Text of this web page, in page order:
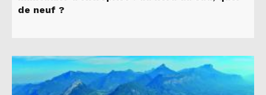
de neuf ?